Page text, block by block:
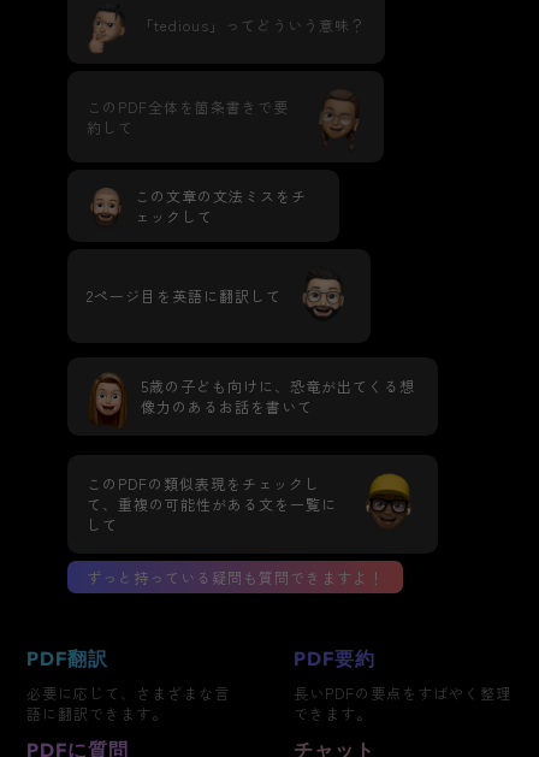
「tedious」ってどういう意味？
このPDF全体を箇条書きで要
約して
この文章の文法ミスをチ
ェックして
2ページ目を英語に翻訳して
5歳の子ども向けに、恐竜が出てくる想
像力のあるお話を書いて
このPDFの類似表現をチェックし
て、重複の可能性がある文を一覧に
して
ずっと持っている疑問も質問できますよ！
PDF翻訳
必要に応じて、さまざまな言
語に翻訳できます。
PDF要約
長いPDFの要点をすばやく整理
できます。
PDFに質問 チャット